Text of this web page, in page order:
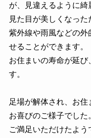
が、見違えるように綺
見た目が美しくなっ
紫外線や雨風などの外
せることができます。
お住まいの寿命が延び
す。
足場が解体され、お
お喜びのご様子でした
ご満足いただけたよう